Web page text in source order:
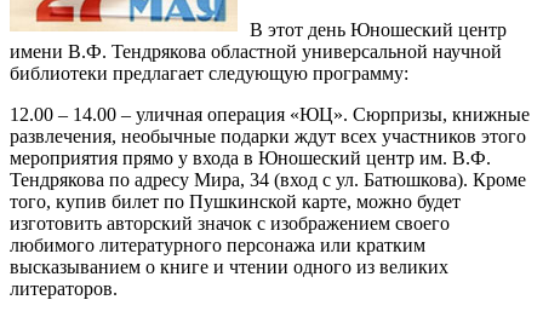
В этот день Юношеский центр
имени В.Ф. Тендрякова областной универсальной научной
библиотеки предлагает следующую программу:
12.00 – 14.00 – уличная операция «ЮЦ». Сюрпризы, книжные
развлечения, необычные подарки ждут всех участников этого
мероприятия прямо у входа в Юношеский центр им. В.Ф.
Тендрякова по адресу Мира, 34 (вход с ул. Батюшкова). Кроме
того, купив билет по Пушкинской карте, можно будет
изготовить авторский значок с изображением своего
любимого литературного персонажа или кратким
высказыванием о книге и чтении одного из великих
литераторов.